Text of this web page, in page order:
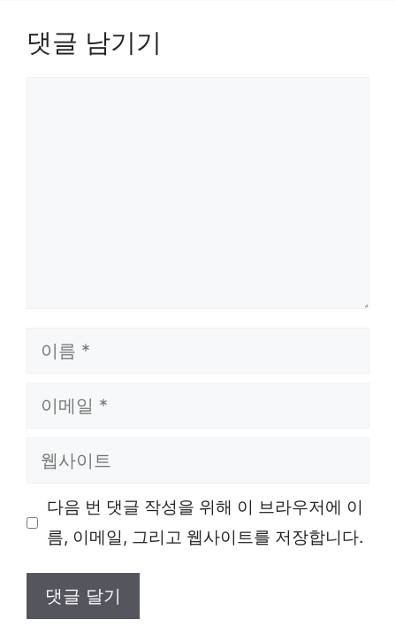
댓글 남기기
이
이
일
웹
이 다음 번 댓글 작성을 위해 이 브라우저에 이
름, 이메일, 그리고 웹사이트를 저장합니다.